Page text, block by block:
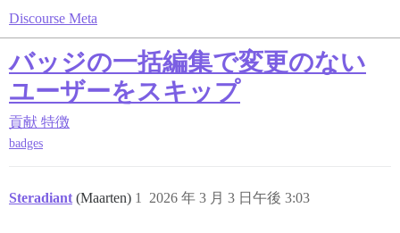
Discourse Meta
バッジの一括編集で変更のない
ユーザーをスキップ
貢献 特徴
badges
Steradiant (Maarten) 2026 年 3 月 3 日午後 3:03
1